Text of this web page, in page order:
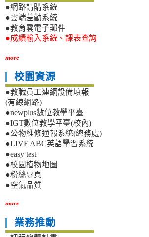
●網路請購系統
●雲端差勤系統
●教育雲電子郵件
●成績輸入系統、課表查詢
more
校園資源
●教職員工連網設備填報
(有線網路)
●newplus數位教學平臺
●IGT數位教學平臺(校內)
●公物維修通報系統(總務處)
●LIVE ABC英語學習系統
●easy test
●校園植物地圖
●粉絲專頁
●空氣品質
more
業務推動